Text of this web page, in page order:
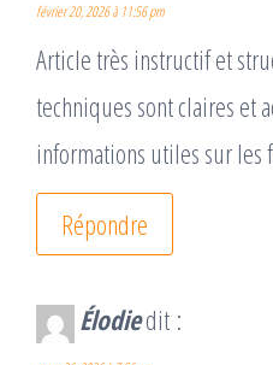
février 20, 2026 à 11:56 pm
Article très instructif et
techniques sont claires et
informations utiles sur les
Répondre
Élodiedit :